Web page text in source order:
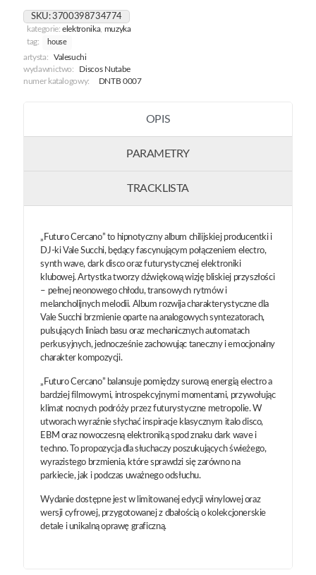
SKU:3700398734774
kategorie:elektronika, muzyka
tag:
house
artysta:
Valesuchi
wydawnictwo:
Discos Nutabe
numer katalogowy:
DNTB 0007
OPIS
PARAMETRY
TRACKLISTA
„Futuro Cercano” to hipnotyczny album chilijskiej producentki i
DJ-ki Vale Succhi, będący fascynującym połączeniem electro,
synth wave, dark disco oraz futurystycznej elektroniki
klubowej. Artystka tworzy dźwiękową wizję bliskiej przyszłości
– pełnej neonowego chłodu, transowych rytmów i
melancholijnych melodii. Album rozwija charakterystyczne dla
Vale Succhi brzmienie oparte na analogowych syntezatorach,
pulsujących liniach basu oraz mechanicznych automatach
perkusyjnych, jednocześnie zachowując taneczny i emocjonalny
charakter kompozycji.
„Futuro Cercano” balansuje pomiędzy surową energią electro a
bardziej filmowymi, introspekcyjnymi momentami, przywołując
klimat nocnych podróży przez futurystyczne metropolie. W
utworach wyraźnie słychać inspiracje klasycznym italo disco,
EBM oraz nowoczesną elektroniką spod znaku dark wave i
techno. To propozycja dla słuchaczy poszukujących świeżego,
wyrazistego brzmienia, które sprawdzi się zarówno na
parkiecie, jak i podczas uważnego odsłuchu.
Wydanie dostępne jest w limitowanej edycji winylowej oraz
wersji cyfrowej, przygotowanej z dbałością o kolekcjonerskie
detale i unikalną oprawę graficzną.